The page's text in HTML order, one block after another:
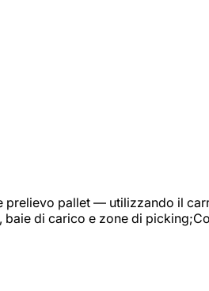
pallet — utilizzando il
di carico e zone di